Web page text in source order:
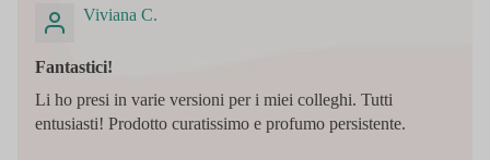
Viviana C.
Fantastici!
Li ho presi in varie versioni per i miei colleghi. Tutti
entusiasti! Prodotto curatissimo e profumo persistente.